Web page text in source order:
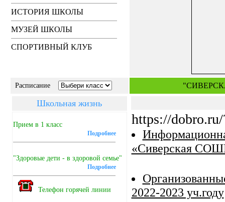
ИСТОРИЯ ШКОЛЫ
МУЗЕЙ ШКОЛЫ
СПОРТИВНЫЙ КЛУБ
Расписание
Школьная жизнь
Прием в 1 класс
Подробнее
"Здоровые дети - в здоровой семье"
Подробнее
Телефон горячей линии
https://
«Сиверская
2022-2023 уч.году